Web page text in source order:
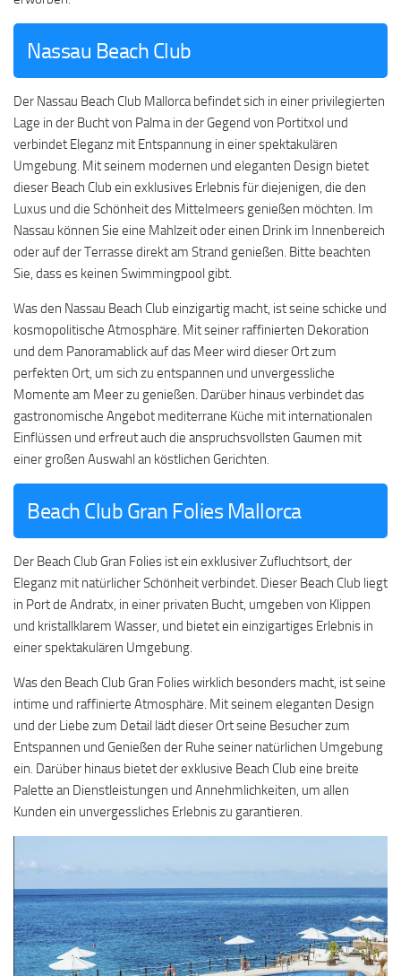
Nassau Beach Club
Der Nassau Beach Club Mallorca befindet sich in einer privilegierten
Lage in der Bucht von Palma in der Gegend von Portitxol und
verbindet Eleganz mit Entspannung in einer spektakulären
Umgebung. Mit seinem modernen und eleganten Design bietet
dieser Beach Club ein exklusives Erlebnis für diejenigen, die den
Luxus und die Schönheit des Mittelmeers genießen möchten. Im
Nassau können Sie eine Mahlzeit oder einen Drink im Innenbereich
oder auf der Terrasse direkt am Strand genießen. Bitte beachten
Sie, dass es keinen Swimmingpool gibt.
Was den Nassau Beach Club einzigartig macht, ist seine schicke und
kosmopolitische Atmosphäre. Mit seiner raffinierten Dekoration
und dem Panoramablick auf das Meer wird dieser Ort zum
perfekten Ort, um sich zu entspannen und unvergessliche
Momente am Meer zu genießen. Darüber hinaus verbindet das
gastronomische Angebot mediterrane Küche mit internationalen
Einflüssen und erfreut auch die anspruchsvollsten Gaumen mit
einer großen Auswahl an köstlichen Gerichten.
Beach Club Gran Folies Mallorca
Der Beach Club Gran Folies ist ein exklusiver Zufluchtsort, der
Eleganz mit natürlicher Schönheit verbindet. Dieser Beach Club liegt
in Port de Andratx, in einer privaten Bucht, umgeben von Klippen
und kristallklarem Wasser, und bietet ein einzigartiges Erlebnis in
einer spektakulären Umgebung.
Was den Beach Club Gran Folies wirklich besonders macht, ist seine
intime und raffinierte Atmosphäre. Mit seinem eleganten Design
und der Liebe zum Detail lädt dieser Ort seine Besucher zum
Entspannen und Genießen der Ruhe seiner natürlichen Umgebung
ein. Darüber hinaus bietet der exklusive Beach Club eine breite
Palette an Dienstleistungen und Annehmlichkeiten, um allen
Kunden ein unvergessliches Erlebnis zu garantieren.